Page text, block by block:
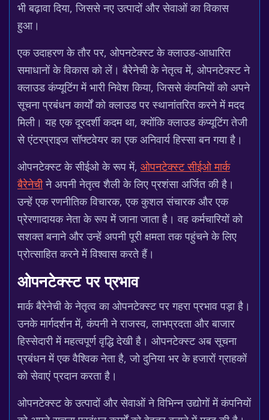
भी बढ़ावा दिया, जिससे नए उत्पादों और सेवाओं का विकास
हुआ।
एक उदाहरण के तौर पर, ओपनटेक्स्ट के क्लाउड-आधारित
समाधानों के विकास को लें। बैरेनेची के नेतृत्व में, ओपनटेक्स्ट ने
क्लाउड कंप्यूटिंग में भारी निवेश किया, जिससे कंपनियों को अपने
सूचना प्रबंधन कार्यों को क्लाउड पर स्थानांतरित करने में मदद
मिली। यह एक दूरदर्शी कदम था, क्योंकि क्लाउड कंप्यूटिंग तेजी
से एंटरप्राइज सॉफ्टवेयर का एक अनिवार्य हिस्सा बन गया है।
ओपनटेक्स्ट के सीईओ के रूप में, ओपनटेक्स्ट सीईओ मार्क
बैरेनेचीने अपनी नेतृत्व शैली के लिए प्रशंसा अर्जित की है।
उन्हें एक रणनीतिक विचारक, एक कुशल संचारक और एक
प्रेरणादायक नेता के रूप में जाना जाता है। वह कर्मचारियों को
सशक्त बनाने और उन्हें अपनी पूरी क्षमता तक पहुंचने के लिए
प्रोत्साहित करने में विश्वास करते हैं।
ओपनटेक्स्ट पर प्रभाव
मार्क बैरेनेची के नेतृत्व का ओपनटेक्स्ट पर गहरा प्रभाव पड़ा है।
उनके मार्गदर्शन में, कंपनी ने राजस्व, लाभप्रदता और बाजार
हिस्सेदारी में महत्वपूर्ण वृद्धि देखी है। ओपनटेक्स्ट अब सूचना
प्रबंधन में एक वैश्विक नेता है, जो दुनिया भर के हजारों ग्राहकों
को सेवाएं प्रदान करता है।
ओपनटेक्स्ट के उत्पादों और सेवाओं ने विभिन्न उद्योगों में कंपनियों